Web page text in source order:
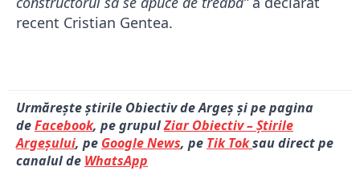
recent Cristian Gentea.
Urmărește știrile Obiectiv de Argeș și pe pagina
deFacebook, pe grupulZiar Obiectiv – Știrile
Argeșului, pe Google News, pe Tik Toksau direct pe
canalul de WhatsApp